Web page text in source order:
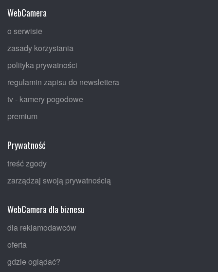
WebCamera
o serwisie
zasady korzystania
polityka prywatności
regulamin zapisu do newslettera
tv - kamery pogodowe
premium
Prywatność
treść zgody
zarządzaj swoją prywatnością
WebCamera dla biznesu
dla reklamodawców
oferta
gdzie oglądać?